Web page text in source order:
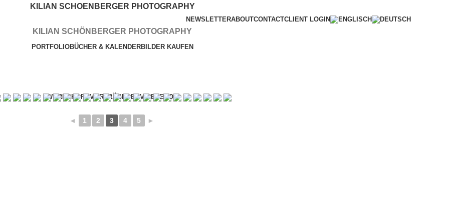
KILIAN SCHOENBERGER PHOTOGRAPHY
NEWSLETTERABOUTCONTACTCLIENT LOGIN
KILIAN SCHÖNBERGER PHOTOGRAPHY
PORTFOLIOBÜCHER & KALENDERBILDER KAUFEN
WORKSHOPSVORTRÄGESERVICESBLOG
◄ 1 2 3 4 5 ►